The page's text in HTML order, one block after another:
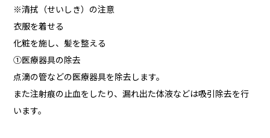
※清拭（せいしき）の注意
衣服を着せる
化粧を施し、髪を整える
①医療器具の除去
点滴の管などの医療器具を除去します。
また注射痕の止血をしたり、漏れ出た体液などは吸引除去を行
います。